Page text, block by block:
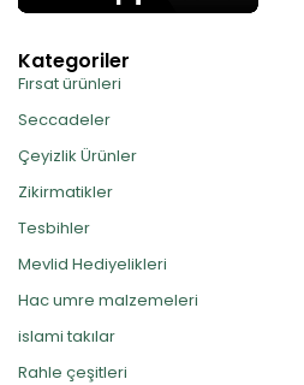
Kategoriler
Fırsat ürünleri
Seccadeler
Çeyizlik Ürünler
Zikirmatikler
Tesbihler
Mevlid Hediyelikleri
Hac umre malzemeleri
islami takılar
Rahle çeşitleri